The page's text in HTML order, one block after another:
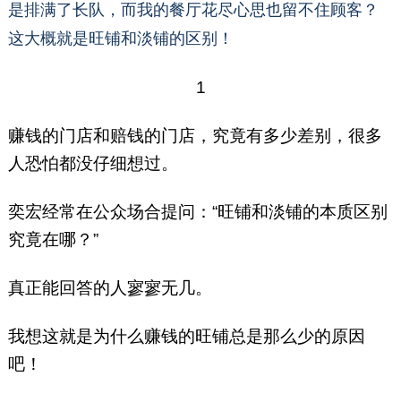
是排满了长队，而我的餐厅花尽心思也留不住顾客？
这大概就是旺铺和淡铺的区别！
1
赚钱的门店和赔钱的门店，究竟有多少差别，很多
人恐怕都没仔细想过。
奕宏经常在公众场合提问：“旺铺和淡铺的本质区别
究竟在哪？”
真正能回答的人寥寥无几。
我想这就是为什么赚钱的旺铺总是那么少的原因
吧！